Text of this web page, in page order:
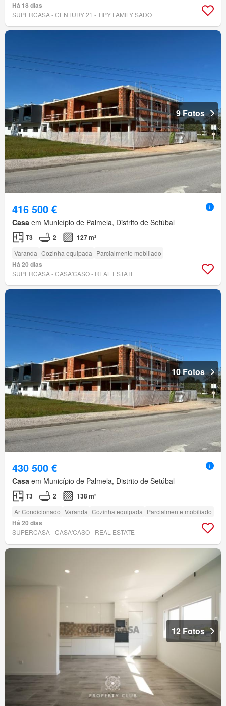
Há 18 dias
SUPERCASA - CENTURY 21 - TIPY FAMILY SADO
9 Fotos
416 500 €
Casa em Município de Palmela, Distrito de Setúbal
T3 2 127 m²
Varanda Cozinha equipada Parcialmente mobiliado
Há 20 dias
SUPERCASA - CASA'CASO - REAL ESTATE
10 Fotos
430 500 €
Casa em Município de Palmela, Distrito de Setúbal
T3 2 138 m²
Ar Condicionado Varanda Cozinha equipada Parcialmente mobiliado
Há 20 dias
SUPERCASA - CASA'CASO - REAL ESTATE
12 Fotos